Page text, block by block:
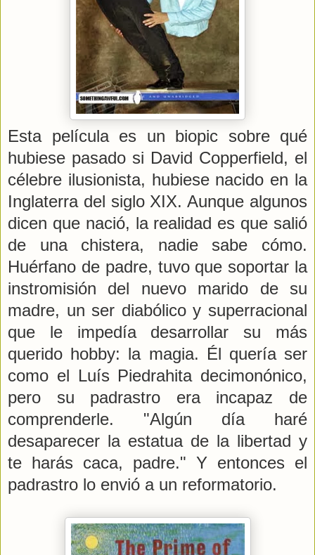
Esta película es un biopic sobre qué
hubiese pasado si David Copperfield, el
célebre ilusionista, hubiese nacido en la
Inglaterra del siglo XIX. Aunque algunos
dicen que nació, la realidad es que salió
de una chistera, nadie sabe cómo.
Huérfano de padre, tuvo que soportar la
instromisión del nuevo marido de su
madre, un ser diabólico y superracional
que le impedía desarrollar su más
querido hobby: la magia. Él quería ser
como el Luís Piedrahita decimonónico,
pero su padrastro era incapaz de
comprenderle. "Algún día haré
desaparecer la estatua de la libertad y
te harás caca, padre." Y entonces el
padrastro lo envió a un reformatorio.